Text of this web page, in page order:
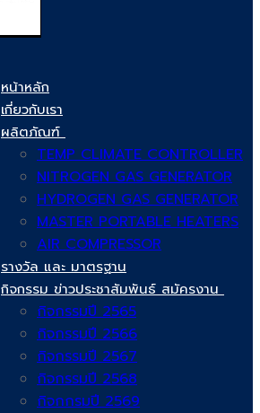
หน้าหลัก
เกี่ยวกับเรา
ผลิตภัณฑ์
TEMP CLIMATE CONTROLLER
NITROGEN GAS GENERATOR
HYDROGEN GAS GENERATOR
MASTER PORTABLE HEATERS
AIR COMPRESSOR
รางวัล และ มาตรฐาน
กิจกรรม ข่าวประชาสัมพันธ์ สมัครงาน
กิจกรรมปี 2565
กิจกรรมปี 2566
กิจกรรมปี 2567
กิจกรรมปี 2568
กิจกกรมปี 2569